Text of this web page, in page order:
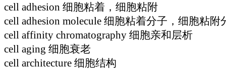
cell adhesion 细胞粘着，细胞粘附
cell adhesion molecule 细胞粘着分子，细胞粘附
cell affinity chromatography 细胞亲和层析
cell aging 细胞衰老
cell architecture 细胞结构